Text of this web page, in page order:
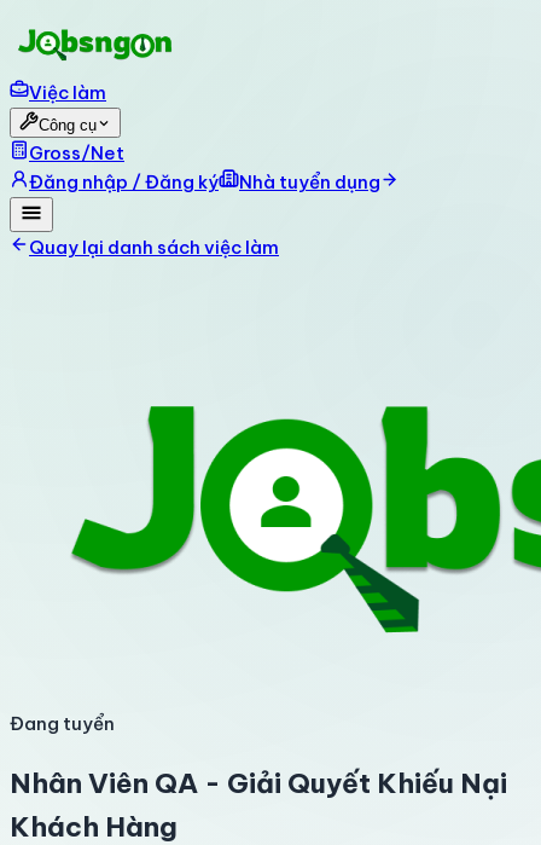
Việc làm
Công cụ
Gross/Net
Đăng nhập / Đăng ký
Nhà tuyển dụng
Quay lại danh sách việc làm
Đang tuyển
Nhân Viên QA - Giải Quyết Khiếu Nại
Khách Hàng